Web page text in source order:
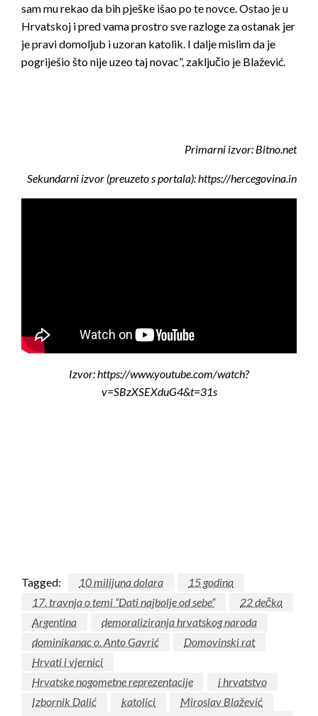
sam mu rekao da bih pješke išao po te novce. Ostao je u
Hrvatskoj i pred vama prostro sve razloge za ostanak jer
je pravi domoljub i uzoran katolik. I dalje mislim da je
pogriješio što nije uzeo taj novac”, zaključio je Blažević.
Primarni izvor: Bitno.net
Sekundarni izvor (preuzeto s portala): https://hercegovina.in
Izvor: https://www.youtube.com/watch?
v=SBzXSEXduG4&t=31s
Tagged: 10 milijuna dolara
15 godina
17. travnja o temi “Dati najbolje od sebe”
22 dečka
Argentina
demoraliziranja hrvatskog naroda
dominikanac o. Anto Gavrić
Domovinski rat
Hrvati i vjernici
Hrvatske nogometne reprezentacije
i hrvatstvo
Izbornik Dalić
katolici
Miroslav Blažević